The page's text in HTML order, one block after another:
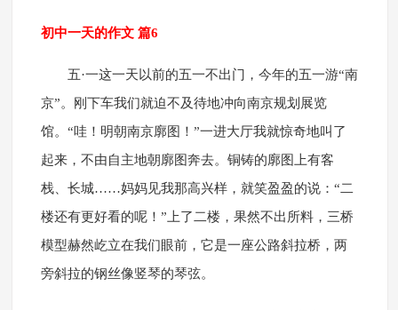
初中一天的作文 篇6
五·一这一天以前的五一不出门，今年的五一游“南
京”。刚下车我们就迫不及待地冲向南京规划展览
馆。“哇！明朝南京廓图！”一进大厅我就惊奇地叫了
起来，不由自主地朝廓图奔去。铜铸的廓图上有客
栈、长城……妈妈见我那高兴样，就笑盈盈的说：“二
楼还有更好看的呢！”上了二楼，果然不出所料，三桥
模型赫然屹立在我们眼前，它是一座公路斜拉桥，两
旁斜拉的钢丝像竖琴的琴弦。